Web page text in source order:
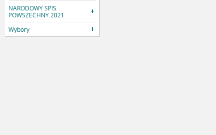
NARODOWY SPIS
POWSZECHNY 2021
Wybory